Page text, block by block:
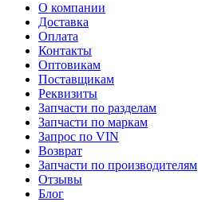
О компании
Доставка
Оплата
Контакты
Оптовикам
Поставщикам
Реквизиты
Запчасти по разделам
Запчасти по маркам
Запрос по VIN
Возврат
Запчасти по производителям
Отзывы
Блог